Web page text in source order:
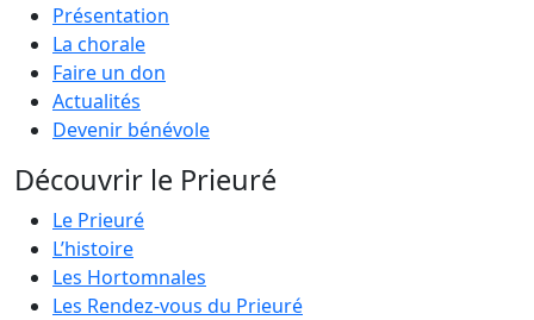
Présentation
La chorale
Faire un don
Actualités
Devenir bénévole
Découvrir le Prieuré
Le Prieuré
L’histoire
Les Hortomnales
Les Rendez-vous du Prieuré